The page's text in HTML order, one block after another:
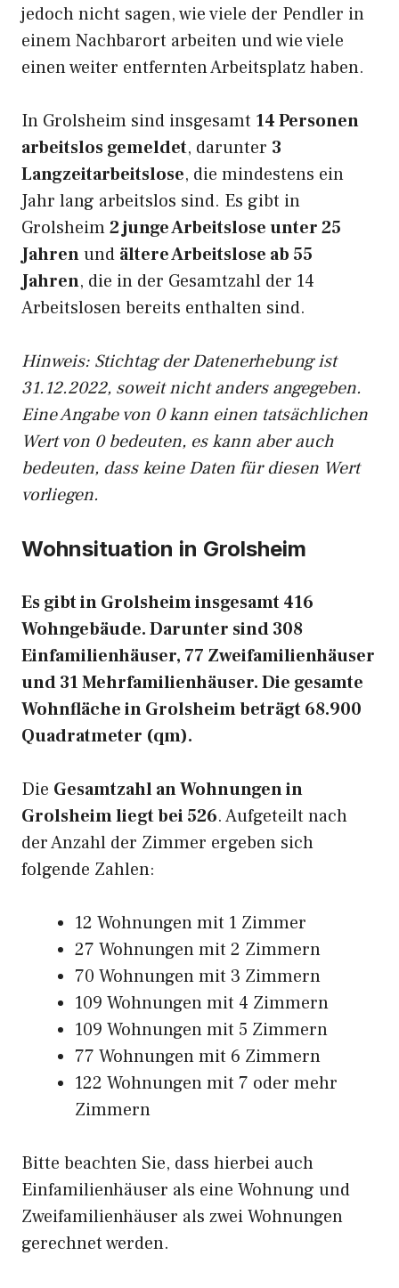
jedoch nicht sagen, wie viele der Pendler in
einem Nachbarort arbeiten und wie viele
einen weiter entfernten Arbeitsplatz haben.
In Grolsheim sind insgesamt 14 Personen
arbeitslos gemeldet, darunter 3
Langzeitarbeitslose, die mindestens ein
Jahr lang arbeitslos sind. Es gibt in
Grolsheim2 junge Arbeitslose unter 25
Jahrenund ältere Arbeitslose ab 55
Jahren, die in der Gesamtzahl der 14
Arbeitslosen bereits enthalten sind.
Hinweis: Stichtag der Datenerhebung ist
31.12.2022, soweit nicht anders angegeben.
Eine Angabe von 0 kann einen tatsächlichen
Wert von 0 bedeuten, es kann aber auch
bedeuten, dass keine Daten für diesen Wert
vorliegen.
Wohnsituation in Grolsheim
Es gibt in Grolsheim insgesamt 416
Wohngebäude. Darunter sind 308
Einfamilienhäuser, 77 Zweifamilienhäuser
und 31 Mehrfamilienhäuser. Die gesamte
Wohnfläche in Grolsheim beträgt 68.900
Quadratmeter (qm).
Die Gesamtzahl an Wohnungen in
Grolsheim liegt bei 526. Aufgeteilt nach
der Anzahl der Zimmer ergeben sich
folgende Zahlen:
12 Wohnungen mit 1 Zimmer
27 Wohnungen mit 2 Zimmern
70 Wohnungen mit 3 Zimmern
109 Wohnungen mit 4 Zimmern
109 Wohnungen mit 5 Zimmern
77 Wohnungen mit 6 Zimmern
122 Wohnungen mit 7 oder mehr
Zimmern
Bitte beachten Sie, dass hierbei auch
Einfamilienhäuser als eine Wohnung und
Zweifamilienhäuser als zwei Wohnungen
gerechnet werden.